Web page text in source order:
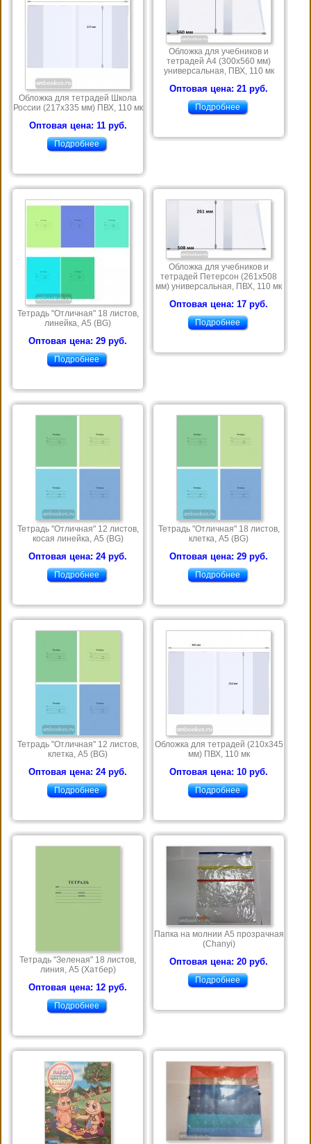
Обложка для тетрадей Школа
России (217х335 мм) ПВХ, 110 мк
Оптовая цена: 11 руб.
Подробнее
Обложка для учебников и
тетрадей А4 (300х560 мм)
универсальная, ПВХ, 110 мк
Оптовая цена: 21 руб.
Подробнее
Тетрадь "Отличная" 18 листов,
линейка, А5 (BG)
Оптовая цена: 29 руб.
Подробнее
Обложка для учебников и
тетрадей Петерсон (261х508
мм) универсальная, ПВХ, 110 мк
Оптовая цена: 17 руб.
Подробнее
Тетрадь "Отличная" 12 листов,
косая линейка, А5 (BG)
Оптовая цена: 24 руб.
Подробнее
Тетрадь "Отличная" 18 листов,
клетка, А5 (BG)
Оптовая цена: 29 руб.
Подробнее
Тетрадь "Отличная" 12 листов,
клетка, А5 (BG)
Оптовая цена: 24 руб.
Подробнее
Обложка для тетрадей (210х345
мм) ПВХ, 110 мк
Оптовая цена: 10 руб.
Подробнее
Тетрадь "Зеленая" 18 листов,
линия, А5 (Хатбер)
Оптовая цена: 12 руб.
Подробнее
Папка на молнии А5 прозрачная
(Chanyi)
Оптовая цена: 20 руб.
Подробнее